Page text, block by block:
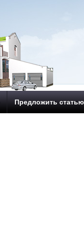
Предложить статью